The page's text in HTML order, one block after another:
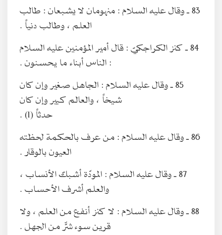
83 ـ وقال عليه السلام : منهومان لا يشبعان : طالب
العلم ، وطالب دنياً .
84 ـ كنز الكراجكيّ : قال أمير المؤمنين عليه السلام
: الناس أبناء ما يحسنون .
85 ـ وقال عليه‌ السلام : الجاهل صغير وإن كان
شيخاً ، والعالم كبير وإن كان
حدثاً (1) .
86 ـ وقال عليه السلام : من عرف بالحكمة لحظته
العيون بالوقار .
87 ـ وقال عليه السلام : المودّة أشبك الأنساب ،
والعلم أشرف الأحساب .
88 ـ وقال عليه السلام : لا كنز أنفع من العلم ، ولا
قرين سوء شرٌّ من الجهل .